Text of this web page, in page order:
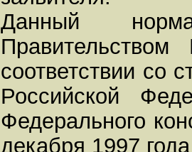
Данный
соответствии со
Российской
Федерального
декабря 1997